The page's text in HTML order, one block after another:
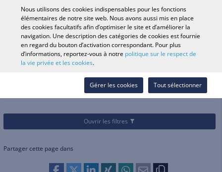
Recherche par véhicule
Rechercher dans
le magasin
Se
Catégories Pièces et accessoires
Kits de bagagerie
Ouvrir les filtres
Partager cette page dans
Nous utilisons des cookies indispensables pour les fonctions
élémentaires de notre site web. Nous avons aussi mis en place
des cookies facultatifs afin d’optimiser le site et d’améliorer la
navigation. Une description des catégories de cookies est fournie
en regard du bouton d’activation correspondant. Pour plus
d’informations, reportez-vous à notre politique sur le respect de
la vie privée et les cookies.
Tout sélectionner
Gérer les cookies